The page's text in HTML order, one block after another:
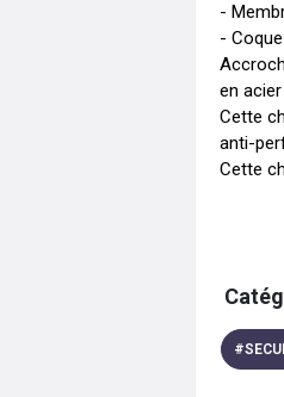
-
-
en
Cette
anti-
Cette
#